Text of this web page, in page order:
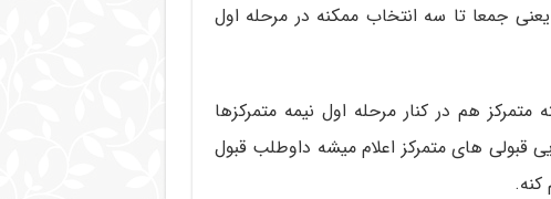
جمعا تا سه انتخاب ممکنه در مرحله اول
هم در کنار مرحله اول نیمه متمرکزها
قبولی های متمرکز اعلام میشه داوطلب قبول
کنه.